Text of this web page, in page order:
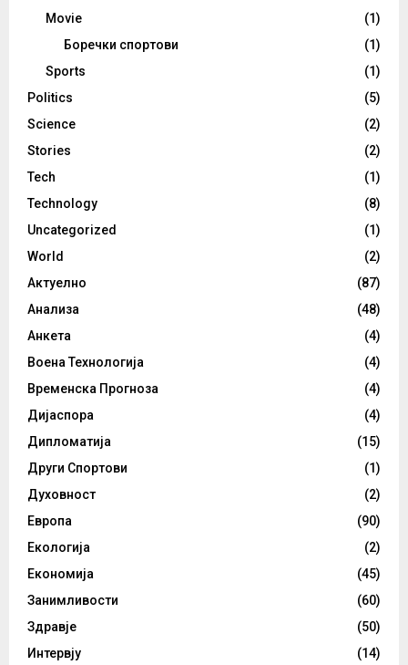
Movie
(1)
Боречки спортови
(1)
Sports
(1)
Politics
(5)
Science
(2)
Stories
(2)
Tech
(1)
Technology
(8)
Uncategorized
(1)
World
(2)
Актуелно
(87)
Анализа
(48)
Анкета
(4)
Воена Технологија
(4)
Временска Прогноза
(4)
Дијаспора
(4)
Дипломатија
(15)
Други Спортови
(1)
Духовност
(2)
Европа
(90)
Екологија
(2)
Економија
(45)
Занимливости
(60)
Здравје
(50)
Интервју
(14)